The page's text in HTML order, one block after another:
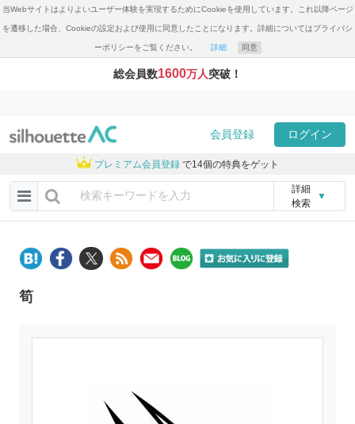
当Webサイトはよりよいユーザー体験を実現するためにCookieを使用しています。これ以降ページ
を遷移した場合、Cookieの設定および使用に同意したことになります。詳細についてはプライバシ
ーポリシーをご覧ください。 詳細 同意
総会員数1600万人突破！
会員登録 ログイン
プレミアム会員登録 で14個の特典をゲット
詳細
検索
▼
筍